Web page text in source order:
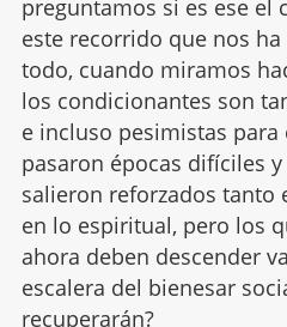
preguntamos si es ese el
este recorrido que nos
todo, cuando miramos
los condicionantes son
e incluso pesimistas
pasaron épocas difíciles
salieron reforzados tanto
en lo espiritual, pero los
ahora deben descender
escalera del bienesar
recuperarán?